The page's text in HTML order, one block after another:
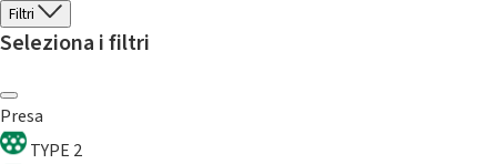
Filtri
Seleziona i filtri
Presa
TYPE 2